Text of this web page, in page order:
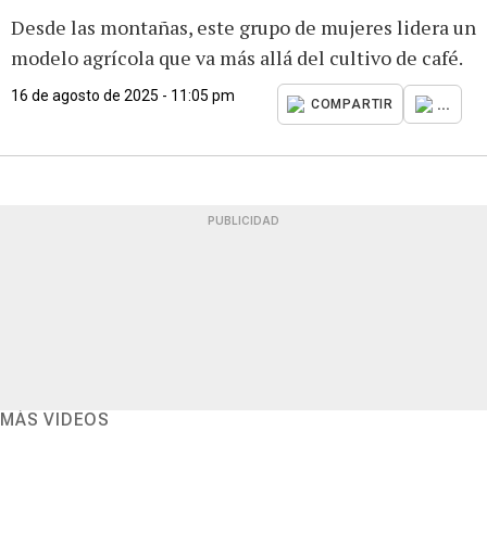
Desde las montañas, este grupo de mujeres lidera un
modelo agrícola que va más allá del cultivo de café.
16 de agosto de 2025 - 11:05 pm
COMPARTIR ...
PUBLICIDAD
MÁS VIDEOS